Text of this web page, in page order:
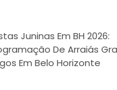
Juninas Em BH 2026:
De Arraiás
Em Belo Horizonte